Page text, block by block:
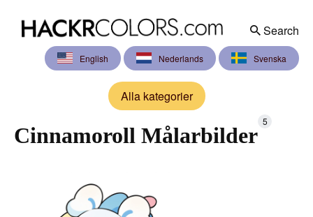
Search
English Nederlands Svenska
Search
Alla kategorier
Cinnamoroll Målarbilder
5